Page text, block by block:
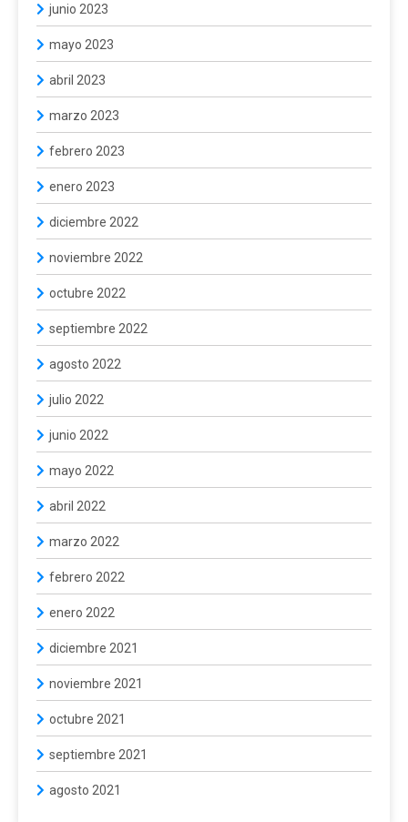
junio 2023
mayo 2023
abril 2023
marzo 2023
febrero 2023
enero 2023
diciembre 2022
noviembre 2022
octubre 2022
septiembre 2022
agosto 2022
julio 2022
junio 2022
mayo 2022
abril 2022
marzo 2022
febrero 2022
enero 2022
diciembre 2021
noviembre 2021
octubre 2021
septiembre 2021
agosto 2021